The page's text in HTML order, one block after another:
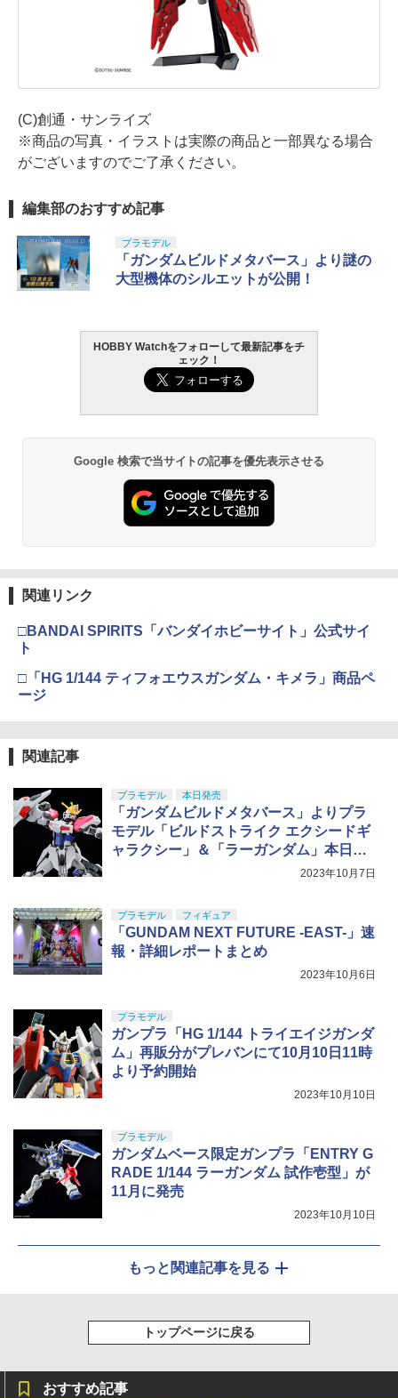
(C)創通・サンライズ
※商品の写真・イラストは実際の商品と一部異なる場合
がございますのでご了承ください。
編集部のおすすめ記事
プラモデル
「ガンダムビルドメタバース」より謎の
大型機体のシルエットが公開！
HOBBY Watchをフォローして最新記事をチ
ェック！
Google 検索で当サイトの記事を優先表示させる
関連リンク
□BANDAI SPIRITS「バンダイホビーサイト」公式サイ
ト
□「HG 1/144 ティフォエウスガンダム・キメラ」商品ペ
ージ
関連記事
プラモデル 本日発売
「ガンダムビルドメタバース」よりプラ
モデル「ビルドストライク エクシードギ
ャラクシー」＆「ラーガンダム」本日発
2023年10月7日
プラモデル フィギュア
「GUNDAM NEXT FUTURE -EAST-」速
報・詳細レポートまとめ
2023年10月6日
プラモデル
ガンプラ「HG 1/144 トライエイジガンダ
ム」再販分がプレバンにて10月10日11時
より予約開始
2023年10月10日
プラモデル
ガンダムベース限定ガンプラ「ENTRY G
RADE 1/144 ラーガンダム 試作壱型」が
11月に発売
2023年10月10日
もっと関連記事を見る
トップページに戻る
おすすめ記事